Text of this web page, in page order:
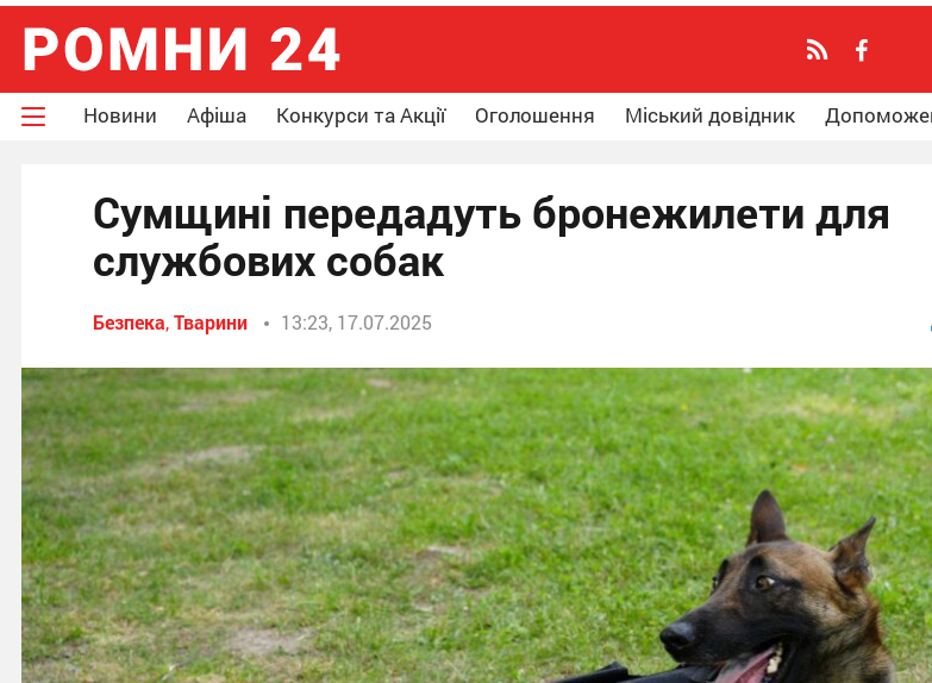
Новини Афіша Конкурси та Акції Оголошення Міський довідник
Сумщині передадуть бронежилети для
службових собак
Безпека,Тварини 13:23, 17.07.2025